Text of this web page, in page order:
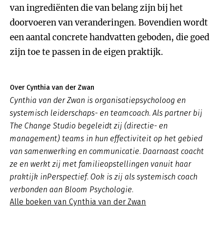
van ingrediënten die van belang zijn bij het
doorvoeren van veranderingen. Bovendien wordt
een aantal concrete handvatten geboden, die goed
zijn toe te passen in de eigen praktijk.
Over Cynthia van der Zwan
Cynthia van der Zwan is organisatiepsycholoog en
systemisch leiderschaps- en teamcoach. Als partner bij
The Change Studio begeleidt zij (directie- en
management) teams in hun effectiviteit op het gebied
van samenwerking en communicatie. Daarnaast coacht
ze en werkt zij met familieopstellingen vanuit haar
praktijk inPerspectief. Ook is zij als systemisch coach
verbonden aan Bloom Psychologie.
Alle boeken van Cynthia van der Zwan